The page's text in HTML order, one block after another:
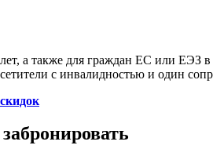
а также для граждан ЕС или ЕЭЗ в
с инвалидностью и один